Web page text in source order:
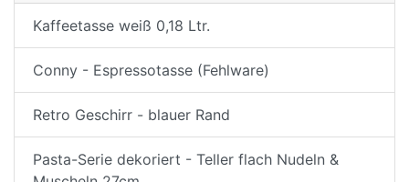
Kaffeetasse weiß 0,18 Ltr.
Conny - Espressotasse (Fehlware)
Retro Geschirr - blauer Rand
Pasta-Serie dekoriert - Teller flach Nudeln &